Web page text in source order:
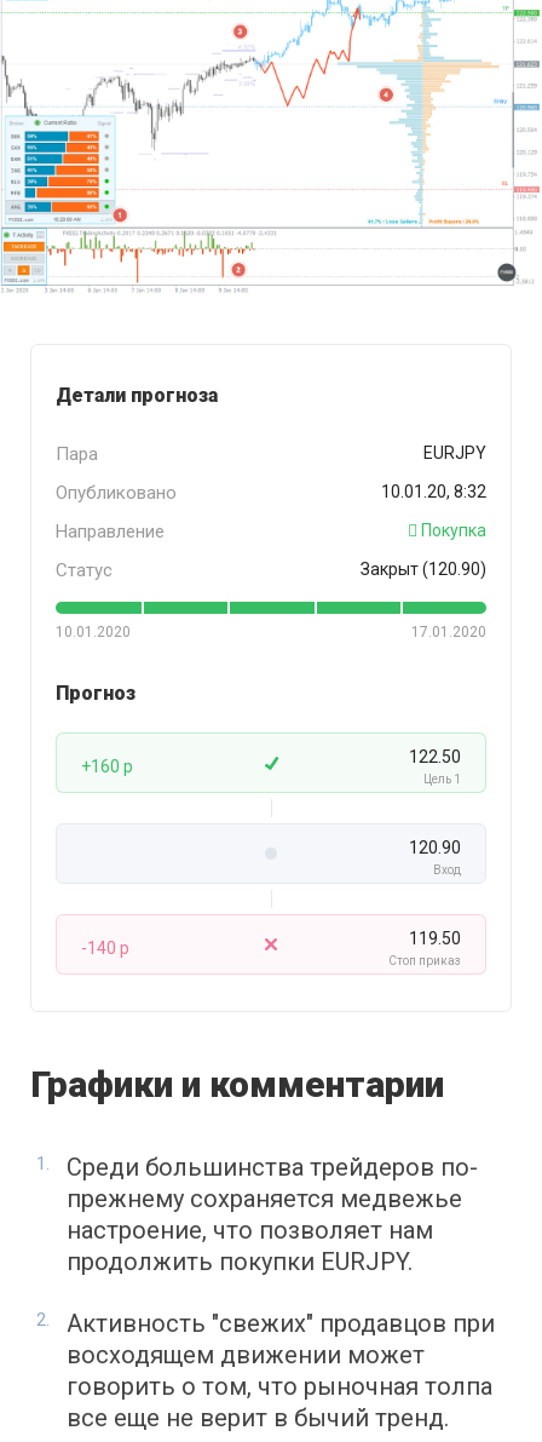
Детали прогноза
Пара EURJPY
Опубликовано 10.01.20, 8:32
Направление Покупка
Статус Закрыт (120.90)
10.01.2020 17.01.2020
Прогноз
+160 p 122.50
Цель 1
120.90
Вход
-140 p 119.50
Стоп приказ
Графики и комментарии
Среди большинства трейдеров по-
прежнему сохраняется медвежье
настроение, что позволяет нам
продолжить покупки EURJPY.
Активность "свежих" продавцов при
восходящем движении может
говорить о том, что рыночная толпа
все еще не верит в бычий тренд.